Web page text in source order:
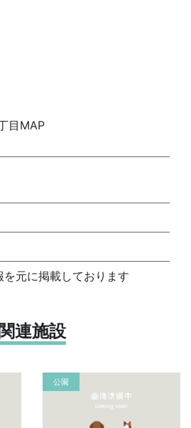
目MAP
元に掲載しております
関連施設
公園